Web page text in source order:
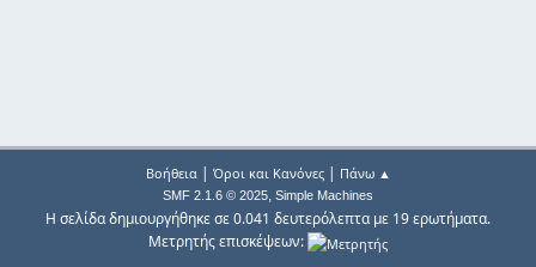
Βοήθεια| Όροι και Κανόνες| Πάνω ▲
SMF 2.1.6 © 2025, Simple Machines
Η σελίδα δημιουργήθηκε σε 0.041 δευτερόλεπτα με 19 ερωτήματα.
Μετρητής επισκέψεων: